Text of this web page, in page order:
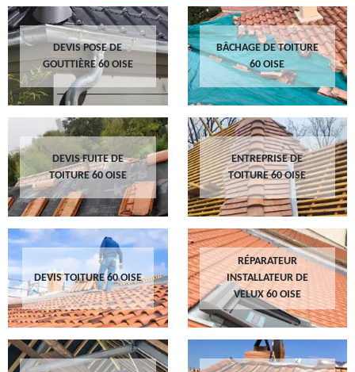
DEVIS POSE DE
GOUTTIÈRE 60 OISE
BÂCHAGE DE TOITURE
60 OISE
DEVIS FUITE DE
TOITURE 60 OISE
ENTREPRISE DE
TOITURE 60 OISE
DEVIS TOITURE 60 OISE
RÉPARATEUR
INSTALLATEUR DE
VELUX 60 OISE